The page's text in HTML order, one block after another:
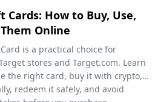
Cards: How to Buy, Use,
Online
is a practical choice for
stores and Target.com. Learn
the right card, buy it with crypto,
redeem it safely, and avoid